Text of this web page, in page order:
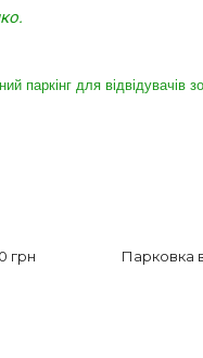
паркінг для відвідувачів
грн
Парковка